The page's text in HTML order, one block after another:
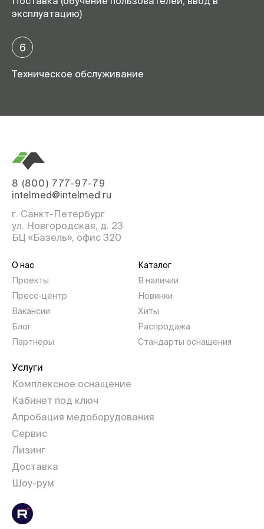
эксплуатацию)
6
Техническое обслуживание
8 (800) 777-97-79
intelmed@intelmed.ru
г. Санкт-Петербург
ул. Новгородская, д. 23
БЦ «Базель», офис 320
О нас
Проекты
Пресс-центр
Вакансии
Блог
Партнеры
Каталог
В наличии
Новинки
Хиты
Распродажа
Стандарты оснащения
Услуги
Комплексное оснащение
Кабинет под ключ
Апробация медоборудования
Сервис
Лизинг
Доставка
Шоу-рум